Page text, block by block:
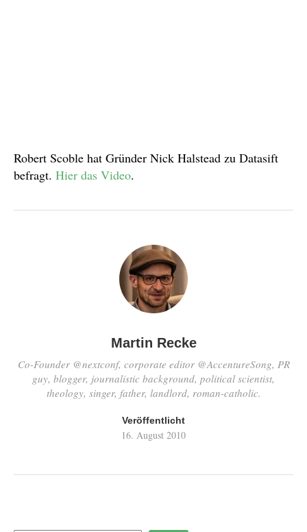
Robert Scoble hat Gründer Nick Halstead zu Datasift
befragt. Hier das Video.
Martin Recke
Co-Founder @nextconf, corporate editor @AccentureSong, PR
guy, blogger, journalistic background, political scientist,
theology, singer, father, landlord, roman-catholic.
Veröffentlicht
16. August 2010